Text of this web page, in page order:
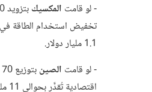
- لو قامت المكسيك
1.1 مليار دولار.
- لو قامت الصين
اقتصادية تُقدَّر بحوالي 11 مليار دولار وتوفير 22 ألف فرصة عمل.